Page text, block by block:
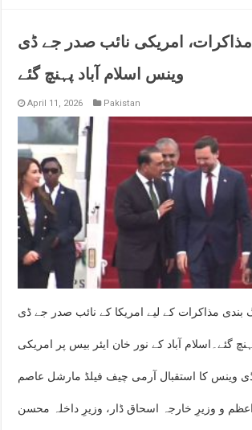
امریکی نائب صدر جے ڈی
وینس اسلام آباد پہنچ گئے
April 11, 2026 Pakistan
بندی مذاکرات کے لیے امریکا کے نائب صدر جے ڈی
گئے۔اسلام آباد کے نور خان ایئر بیس پر امریکی
وینس کا استقبال آرمی چیف فیلڈ مارشل عاصم
اعظم و وزیرِ خارجہ اسحاق ڈار، وزیرِ داخلہ محسن